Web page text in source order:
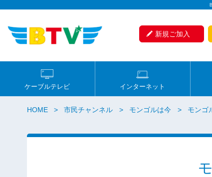
新規ご加入
ケーブルテレビ インターネット
HOME 市民チャンネル モンゴルは今 モンゴ